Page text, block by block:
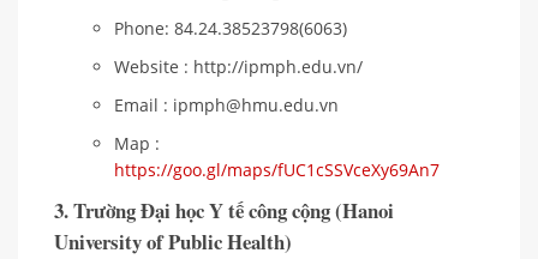
Phone: 84.24.38523798(6063)
Website : http://ipmph.edu.vn/
Email : ipmph@hmu.edu.vn
Map :
https://goo.gl/maps/fUC1cSSVceXy69An7
3. Trường Đại học Y tế công cộng (Hanoi
University of Public Health)